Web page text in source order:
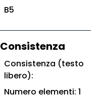
B5
Consistenza
Consistenza (testo
libero):
Numero elementi: 1